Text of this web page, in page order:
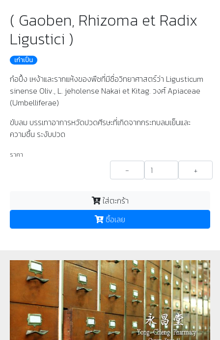
( Gaoben, Rhizoma et Radix
Ligustici )
เก๋าเปิ่น
ก๋อปึ้ง เหง้าและรากแห้งของพืชที่มีชื่อวิทยาศาสตร์ว่า Ligusticum
sinense Oliv., L. jeholense Nakai et Kitag. วงศ์ Apiaceae
(Umbelliferae)
ขับลม บรรเทาอาการหวัดปวดศีรษะที่เกิดจากกระทบลมเย็นและ
ความชื้น ระงับปวด
ราคา
- +
ใส่ตะกร้า
ซื้อเลย